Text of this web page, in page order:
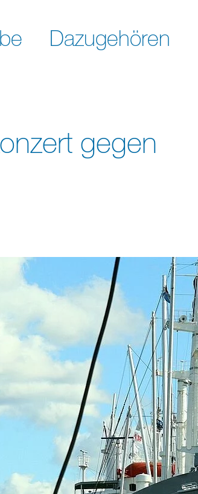
Dazugehören
gegen